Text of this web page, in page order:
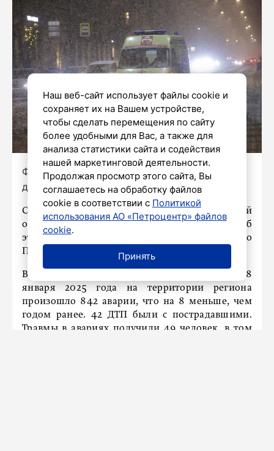
Фото: Роман Пименов / «Петербургский
дневник»
Семь человек погибли в ДТП в Ленинградской
области во время новогодних праздников. Об
этом сообщили в пресс-службе ГУ МВД по
Петербургу и Ленобласти.
Всего в период с 28 декабря 2024 года по 8
января 2025 года на территории региона
произошло 842 аварии, что на 8 меньше, чем
годом ранее. 42 ДТП были с пострадавшими.
Травмы в авариях получили 49 человек, в том
Наш веб-сайт использует файлы cookie и
сохраняет их на Вашем устройстве,
чтобы сделать перемещения по сайту
более удобными для Вас, а также для
анализа статистики сайта и содействия
нашей маркетинговой деятельности.
Продолжая просмотр этого сайта, Вы
соглашаетесь на обработку файлов
cookie в соответствии с Политикой
использования АО «Петроцентр» файлов
cookie.
Принять